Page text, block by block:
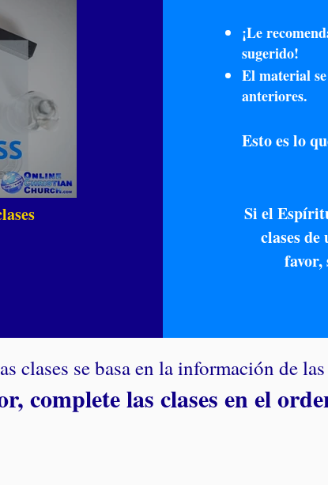
¡Le
sugerido!
El material
anteriores.
Esto es lo
Si el
clases
favor,
clases se basa en la información de
complete las clases en el